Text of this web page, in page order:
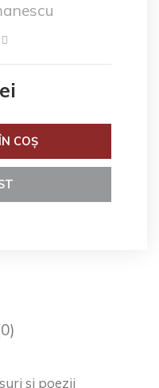
COŞ
si poezii